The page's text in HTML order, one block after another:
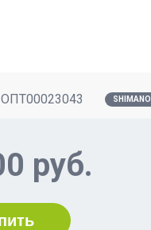
ОПТ00023043 SHIMANO
руб.